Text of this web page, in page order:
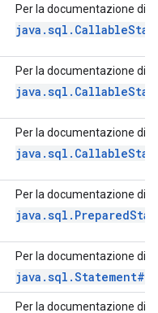
Per la documentazione di
Per la documentazione di
Per la documentazione di
Per la documentazione di
Per la documentazione di
Per la documentazione di